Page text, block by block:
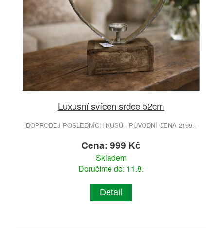
Luxusní svícen srdce 52cm
DOPRODEJ POSLEDNÍCH KUSŮ - PŮVODNÍ CENA 2199.-
Cena: 999 Kč
Skladem
Doručíme do: 11.8.
Detail